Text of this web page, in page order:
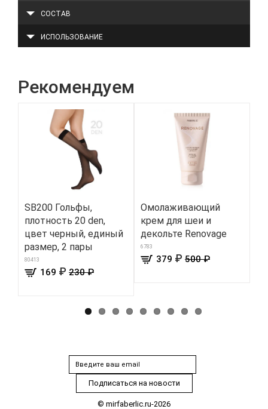
СОСТАВ
ИСПОЛЬЗОВАНИЕ
Рекомендуем
SB200 Гольфы,
плотность 20 den,
цвет черный, единый
размер, 2 пары
80413
169 ₽ 230 ₽
Омолаживающий
крем для шеи и
декольте Renovage
6783
379 ₽ 500 ₽
© mirfaberlic.ru-2026